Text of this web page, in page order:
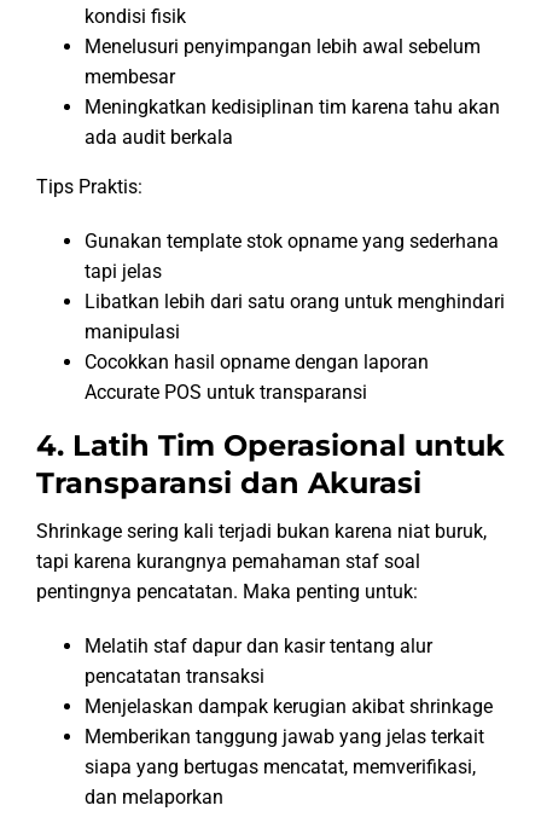
kondisi fisik
Menelusuri penyimpangan lebih awal sebelum
membesar
Meningkatkan kedisiplinan tim karena tahu akan
ada audit berkala
Tips Praktis:
Gunakan template stok opname yang sederhana
tapi jelas
Libatkan lebih dari satu orang untuk menghindari
manipulasi
Cocokkan hasil opname dengan laporan
Accurate POS untuk transparansi
4. Latih Tim Operasional untuk
Transparansi dan Akurasi
Shrinkage sering kali terjadi bukan karena niat buruk,
tapi karena kurangnya pemahaman staf soal
pentingnya pencatatan. Maka penting untuk:
Melatih staf dapur dan kasir tentang alur
pencatatan transaksi
Menjelaskan dampak kerugian akibat shrinkage
Memberikan tanggung jawab yang jelas terkait
siapa yang bertugas mencatat, memverifikasi,
dan melaporkan